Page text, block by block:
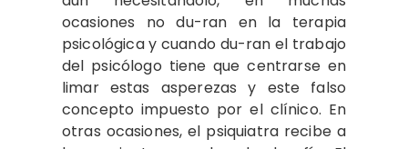
ocasiones no du-ran en la terapia
psicológica y cuando du-ran el trabajo
del psicólogo tiene que centrarse en
limar estas asperezas y este falso
concepto impuesto por el clínico. En
otras ocasiones, el psiquiatra recibe a